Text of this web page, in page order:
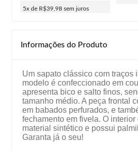
5x de R$39,98 sem juros
Informações do Produto
Um sapato clássico com traços
modelo é confeccionado em
apresenta bico e salto finos,
tamanho médio. A peça frontal
em babados perfurados, e
fechamento em fivela. O interior
material sintético e possui
Garanta já o seu!